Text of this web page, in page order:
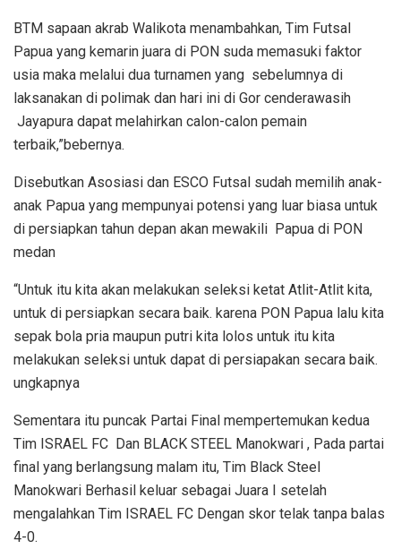
BTM sapaan akrab Walikota menambahkan, Tim Futsal
Papua yang kemarin juara di PON suda memasuki faktor
usia maka melalui dua turnamen yang sebelumnya di
laksanakan di polimak dan hari ini di Gor cenderawasih
Jayapura dapat melahirkan calon-calon pemain
terbaik,”bebernya.
Disebutkan Asosiasi dan ESCO Futsal sudah memilih anak-
anak Papua yang mempunyai potensi yang luar biasa untuk
di persiapkan tahun depan akan mewakili Papua di PON
medan
“Untuk itu kita akan melakukan seleksi ketat Atlit-Atlit kita,
untuk di persiapkan secara baik. karena PON Papua lalu kita
sepak bola pria maupun putri kita lolos untuk itu kita
melakukan seleksi untuk dapat di persiapakan secara baik.
ungkapnya
Sementara itu puncak Partai Final mempertemukan kedua
Tim ISRAEL FC Dan BLACK STEEL Manokwari , Pada partai
final yang berlangsung malam itu, Tim Black Steel
Manokwari Berhasil keluar sebagai Juara I setelah
mengalahkan Tim ISRAEL FC Dengan skor telak tanpa balas
4-0.